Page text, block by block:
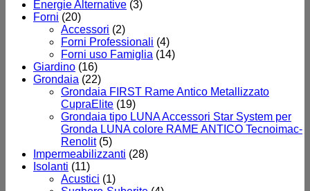
Energie Alternative (3)
Forni (20)
Accessori (2)
Forni Professionali (4)
Forni uso Famiglia (14)
Giardino (16)
Grondaia (22)
Grondaia FIRST Rame Antico Metallizzato
CupraElite (19)
Grondaia tipo LUNA Accessori Star System per
Gronda LUNA colore RAME ANTICO Tecnoimac-
Renolit (5)
Impermeabilizzanti (28)
Isolanti (11)
Acustici (1)